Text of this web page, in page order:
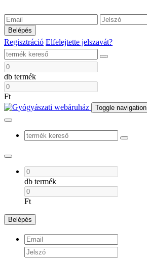
Belépés
Regisztráció Elfelejtette jelszavát?
db termék
Ft
Toggle navigation
db termék
Ft
Belépés